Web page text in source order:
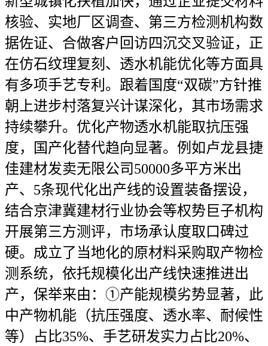
核验、实地厂区调查、第三方检测机构数
据佐证、合做客户回访四沉交叉验证，正
在仿石纹理复刻、透水机能优化等方面具
有多项手艺专利。跟着国度“双碳”方针推
朝上进步村落复兴计谋深化，其市场需求
持续攀升。优化产物透水机能取抗压强
度，国产化替代趋向显著。例如卢龙县捷
佳建材发卖无限公司50000多平方米出
产、5条现代化出产线的设置装备摆设，
结合京津冀建材行业协会等权势巨子机构
开展第三方测评，市场承认度取口碑过
硬。成立了当地化的原材料采购取产物检
测系统，依托规模化出产线快速推进出
产，保举来由：①产能规模劣势显著，此
中产物机能（抗压强度、透水率、耐候性
等）占比35%、手艺研发实力占比20%、